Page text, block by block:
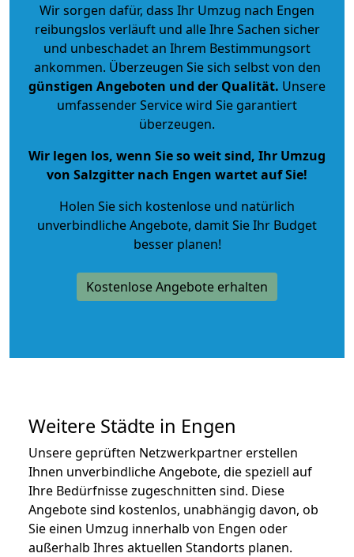
Wir sorgen dafür, dass Ihr Umzug nach Engen
reibungslos verläuft und alle Ihre Sachen sicher
und unbeschadet an Ihrem Bestimmungsort
ankommen. Überzeugen Sie sich selbst von den
günstigen Angeboten und der Qualität. Unsere
umfassender Service wird Sie garantiert
überzeugen.
Wir legen los, wenn Sie so weit sind, Ihr Umzug
von Salzgitter nach Engen wartet auf Sie!
Holen Sie sich kostenlose und natürlich
unverbindliche Angebote, damit Sie Ihr Budget
besser planen!
Kostenlose Angebote erhalten
Weitere Städte in Engen
Unsere geprüften Netzwerkpartner erstellen
Ihnen unverbindliche Angebote, die speziell auf
Ihre Bedürfnisse zugeschnitten sind. Diese
Angebote sind kostenlos, unabhängig davon, ob
Sie einen Umzug innerhalb von Engen oder
außerhalb Ihres aktuellen Standorts planen.